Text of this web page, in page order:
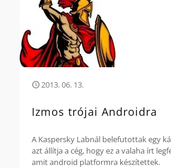
2013. 06. 13.
Izmos trójai Androidra
A Kaspersky Labnál belefutottak egy
azt állítja a cég, hogy ez a valaha írt
amit android platformra készítettek.